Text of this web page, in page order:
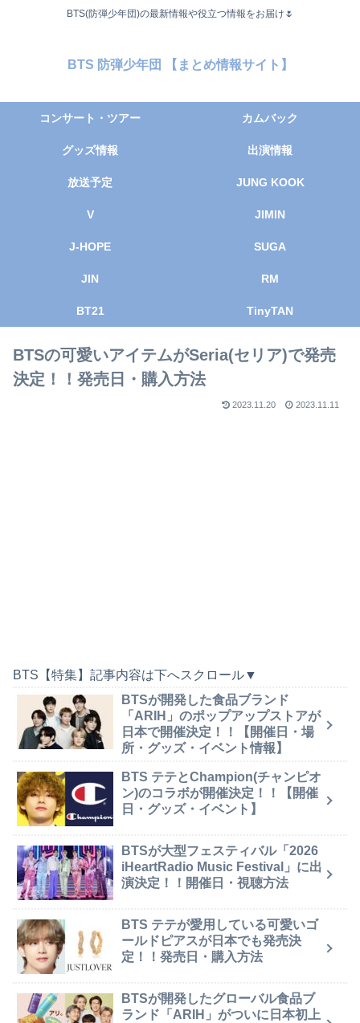
BTS(防弾少年団)の最新情報や役立つ情報をお届け🌷
BTS 防弾少年団 【まとめ情報サイト】
コンサート・ツアー カムバック
グッズ情報 出演情報
放送予定 JUNG KOOK
V JIMIN
J-HOPE SUGA
JIN RM
BT21 TinyTAN
BTSの可愛いアイテムがSeria(セリア)で発売
決定！！発売日・購入方法
2023.11.20 2023.11.11
BTS【特集】記事内容は下へスクロール▼
BTSが開発した食品ブランド
「ARIH」のポップアップストアが
日本で開催決定！！【開催日・場
所・グッズ・イベント情報】
BTS テテとChampion(チャンピオ
ン)のコラボが開催決定！！【開催
日・グッズ・イベント】
BTSが大型フェスティバル「2026
iHeartRadio Music Festival」に出
演決定！！開催日・視聴方法
BTS テテが愛用している可愛いゴ
ールドピアスが日本でも発売決
定！！発売日・購入方法
BTSが開発したグローバル食品ブ
ランド「ARIH」がついに日本初上